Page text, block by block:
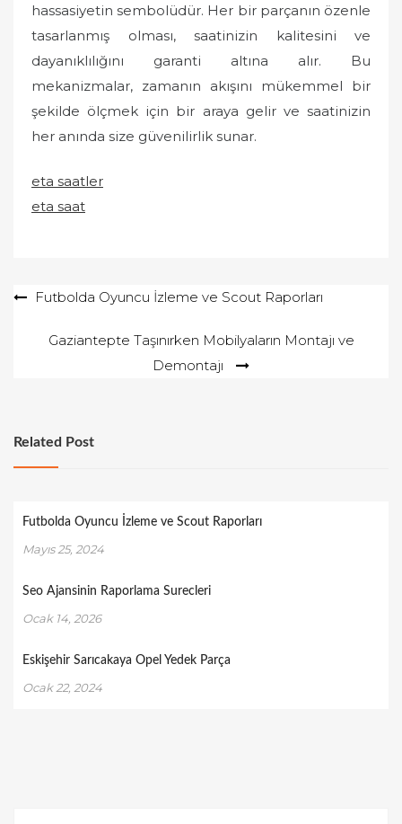
hassasiyetin sembolüdür. Her bir parçanın özenle
tasarlanmış olması, saatinizin kalitesini ve
dayanıklılığını garanti altına alır. Bu
mekanizmalar, zamanın akışını mükemmel bir
şekilde ölçmek için bir araya gelir ve saatinizin
her anında size güvenilirlik sunar.
eta saatler
eta saat
YazıFutbolda Oyuncu İzleme ve Scout Raporları
Gaziantepte Taşınırken Mobilyaların Montajı ve
Demontajı
Related Post
Futbolda Oyuncu İzleme ve Scout Raporları
Mayıs 25, 2024
Seo Ajansinin Raporlama Surecleri
Ocak 14, 2026
Eskişehir Sarıcakaya Opel Yedek Parça
Ocak 22, 2024